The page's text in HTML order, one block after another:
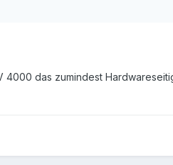
4000 das zumindest